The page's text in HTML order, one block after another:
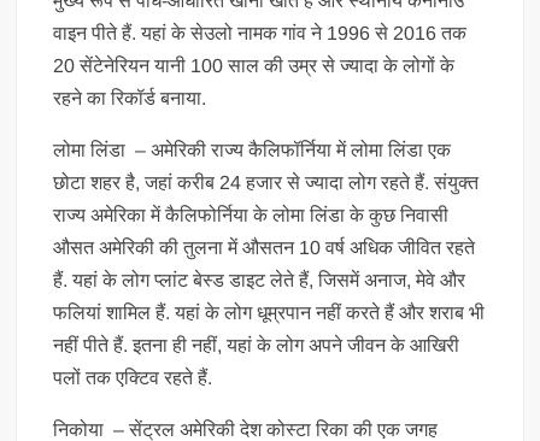
वाइन पीते हैं. यहां के सेउलो नामक गांव ने 1996 से 2016 तक
20 सेंटेनेरियन यानी 100 साल की उम्र से ज्यादा के लोगों के
रहने का रिकॉर्ड बनाया.
लोमा लिंडा – अमेरिकी राज्य कैलिफॉर्निया में लोमा लिंडा एक
छोटा शहर है, जहां करीब 24 हजार से ज्यादा लोग रहते हैं. संयुक्त
राज्य अमेरिका में कैलिफोर्निया के लोमा लिंडा के कुछ निवासी
औसत अमेरिकी की तुलना में औसतन 10 वर्ष अधिक जीवित रहते
हैं. यहां के लोग प्लांट बेस्ड डाइट लेते हैं, जिसमें अनाज, मेवे और
फलियां शामिल हैं. यहां के लोग धूम्रपान नहीं करते हैं और शराब भी
नहीं पीते हैं. इतना ही नहीं, यहां के लोग अपने जीवन के आखिरी
पलों तक एक्टिव रहते हैं.
निकोया – सेंट्रल अमेरिकी देश कोस्टा रिका की एक जगह